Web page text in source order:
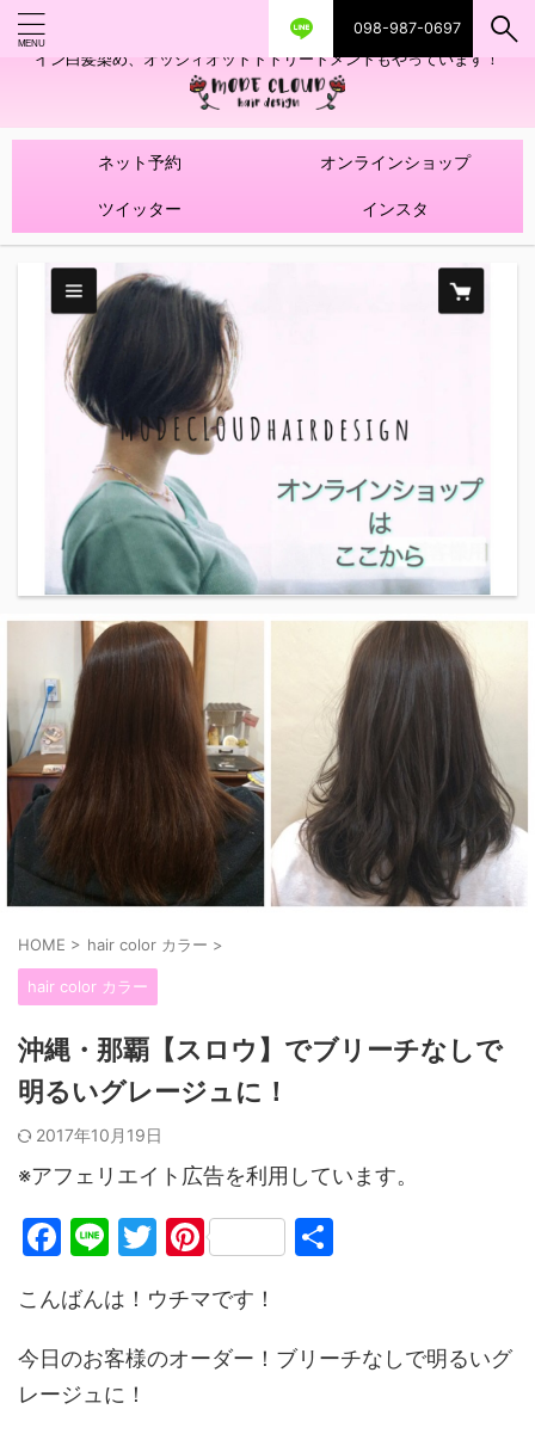
098-987-0697
艶ツヤヘアカラー！髪質改善トリートメントやハイライトを使ったデザ
イン白髪染め、オッジィオットトトリートメントもやっています！
ネット予約 オンラインショップ
ツイッター インスタ
HOME > hair color カラー >
hair color カラー
沖縄・那覇【スロウ】でブリーチなしで
明るいグレージュに！
2017年10月19日
※アフェリエイト広告を利用しています。
F
c
e
b
Li
e
T
itt
er
Pi
er
e
こんばんは！ウチマです！
今日のお客様のオーダー！ブリーチなしで明るいグ
レージュに！